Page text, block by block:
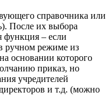
спpавочника или
После их выбора
функция – если
ручном режиме из
основании которого
приказ, но
учредителей
и т.д. (можно